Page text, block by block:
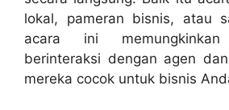
lokal, pameran bisnis, atau
acara ini
berinteraksi dengan agen
mereka cocok untuk bisnis